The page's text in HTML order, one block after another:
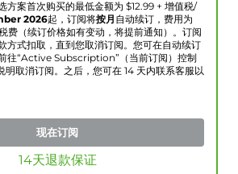
方案首次购买的最低金额为 $12.99 + 增值税/
2026起，订阅将按月 自动续订，费用为
费（续订价格如有变动，将提前通知）。订阅
方式扣取，直到您取消订阅。您可在自动续订
往“Active Subscription”（当前订阅）控制
明取消订阅。之后，您可在 14 天内联系客服以
现在订阅
14天退款保证